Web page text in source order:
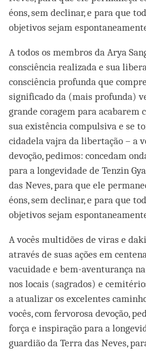
éons, sem declinar, e para que
objetivos sejam
A todos os membros da Arya
consciência realizada e sua
consciência profunda que
significado da (mais profunda)
grande coragem para acabarem
sua existência compulsiva e se
cidadela vajra da libertação – a
devoção, pedimos: concedam
para a longevidade de Tenzin
das Neves, para que ele
éons, sem declinar, e para que
objetivos sejam
A vocês multidões de viras e
através de suas ações em
vacuidade e bem-aventurança
nos locais (sagrados) e
a atualizar os excelentes
vocês, com fervorosa devoção,
força e inspiração para a
guardião da Terra das Neves,